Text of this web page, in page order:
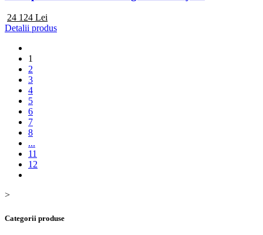
24 124 Lei
Detalii produs
1
2
3
4
5
6
7
8
...
11
12
>
Categorii produse